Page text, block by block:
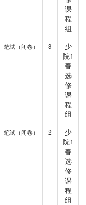
课
程
组
笔试（闭卷） 3
少
院1
春
选
修
课
程
组
笔试（闭卷） 2
少
院1
春
选
修
课
程
组